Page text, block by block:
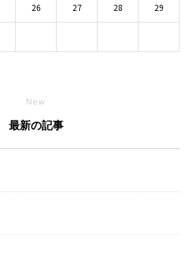
26 27 28 29
New
最新の記事